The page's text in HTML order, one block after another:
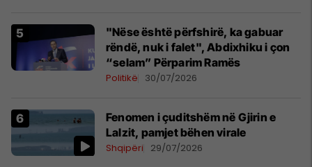
"Nëse është përfshirë, ka gabuar
rëndë, nuk i falet", Abdixhiku i çon
“selam” Përparim Ramës
Politikë 30/07/2026
Fenomen i çuditshëm në Gjirin e
Lalzit, pamjet bëhen virale
Shqipëri 29/07/2026